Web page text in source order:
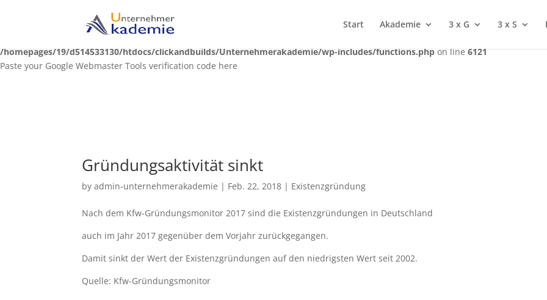
: Function _load_textdomain_just_in_time was called . Translation loading for therocket
domain was triggered too
theme running too early. Translations should be loaded at the
/homepages/19/d514533130/htdocs/clickandbuilds/Unternehmerakademie/wp-includes/functions.phpon line6121
Paste your Google Webmaster Tools verification code here
Start Akademie 3 x G 3 x S
Gründungsaktivität sinkt
byadmin-unternehmerakademie | Feb. 22, 2018 | Existenzgründung
Nach dem Kfw-Gründungsmonitor 2017 sind die Existenzgründungen in Deutschland
auch im Jahr 2017 gegenüber dem Vorjahr zurückgegangen.
Damit sinkt der Wert der Existenzgründungen auf den niedrigsten Wert seit 2002.
Quelle: Kfw-Gründungsmonitor